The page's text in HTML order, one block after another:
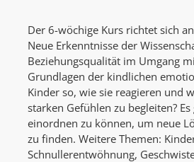
Der 6-wöchige Kurs richtet sich
Neue Erkenntnisse der
Beziehungsqualität im Umgang
Grundlagen der kindlichen
Kinder so, wie sie reagieren und
starken Gefühlen zu begleiten?
einordnen zu können, um neue
zu finden. Weitere Themen:
Schnullerentwöhnung,